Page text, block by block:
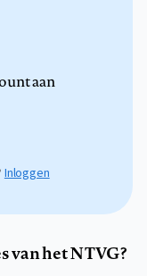
aan
Inloggen
van het NTVG?